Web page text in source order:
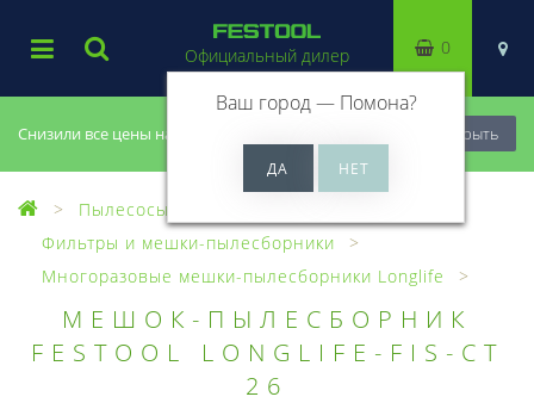
Снизили все цены на 20%, успей купить! Закрыть
Официальный дилер
Ваш город — Помона?
0
Пылесосы
Фильтры и мешки-пылесборники
Многоразовые мешки-пылесборники Longlife
МЕШОК-ПЫЛЕСБОРНИК
FESTOOL LONGLIFE-FIS-CT
26